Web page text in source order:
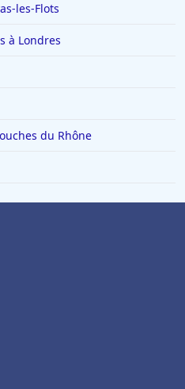
les-Flots
à Londres
du Rhône